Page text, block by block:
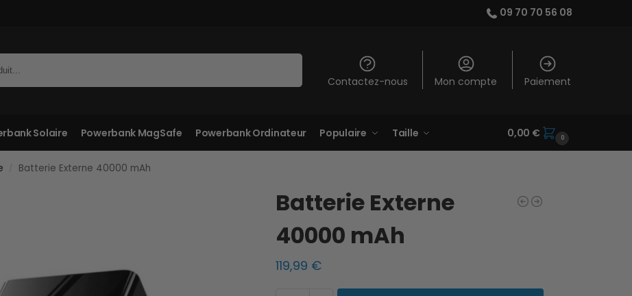
09 70 70 56 08
Contactez-nous Mon compte Paiement
Solaire Powerbank MagSafe Powerbank Ordinateur Populaire Taille 0,00 € 0
Batterie Externe 40000 mAh
Batterie Externe
40000 mAh
119,99 €